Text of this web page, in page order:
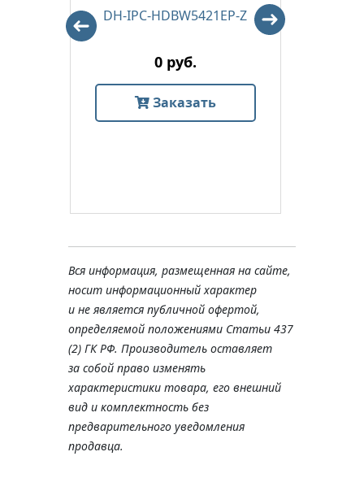
DH-IPC-HDBW5421EP-Z
0 руб.
Заказать
Вся информация, размещенная на сайте,
носит информационный характер
и не является публичной офертой,
определяемой положениями Статьи 437
(2) ГК РФ. Производитель оставляет
за собой право изменять
характеристики товара, его внешний
вид и комплектность без
предварительного уведомления
продавца.